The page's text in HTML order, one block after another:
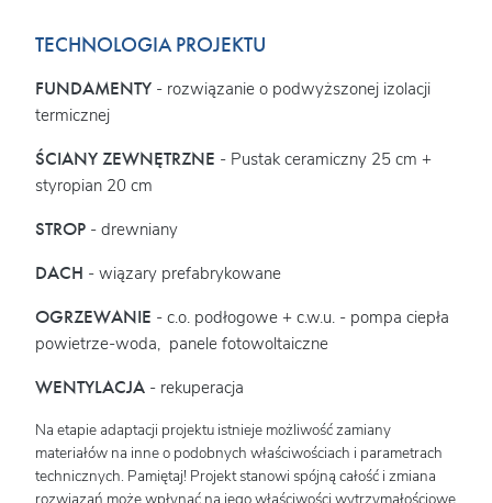
TECHNOLOGIA PROJEKTU
FUNDAMENTY - rozwiązanie o podwyższonej izolacji
termicznej
ŚCIANY ZEWNĘTRZNE - Pustak ceramiczny 25 cm +
styropian 20 cm
STROP - drewniany
DACH - wiązary prefabrykowane
OGRZEWANIE - c.o. podłogowe + c.w.u. - pompa ciepła
powietrze-woda, panele fotowoltaiczne
WENTYLACJA - rekuperacja
Na etapie adaptacji projektu istnieje możliwość zamiany
materiałów na inne o podobnych właściwościach i parametrach
technicznych. Pamiętaj! Projekt stanowi spójną całość i zmiana